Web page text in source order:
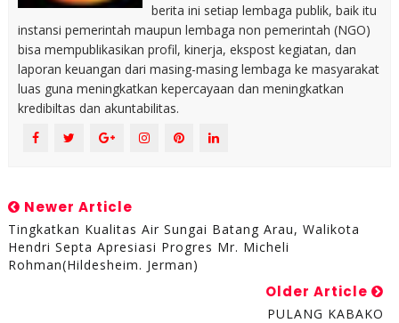
berita ini setiap lembaga publik, baik itu
instansi pemerintah maupun lembaga non pemerintah (NGO)
bisa mempublikasikan profil, kinerja, ekspost kegiatan, dan
laporan keuangan dari masing-masing lembaga ke masyarakat
luas guna meningkatkan kepercayaan dan meningkatkan
kredibiltas dan akuntabilitas.
Newer Article
Tingkatkan Kualitas Air Sungai Batang Arau, Walikota
Hendri Septa Apresiasi Progres Mr. Micheli
Rohman(Hildesheim. Jerman)
Older Article
PULANG KABAKO